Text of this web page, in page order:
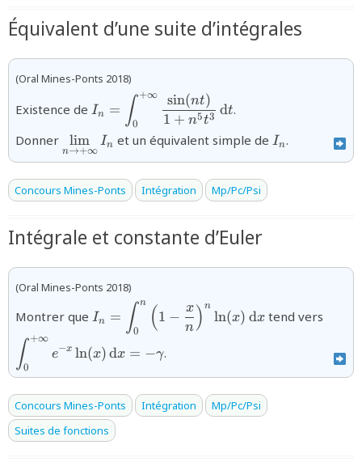
Équivalent d’une suite d’intégrales
(Oral Mines-Ponts 2018)
Existence de (nt)}{1+n^{5}t^{3}}\,\text{d}t}
In = ∫0
+∞
1 + n5t3
sin(nt)
dt.
Donner
{\displaystyle\lim_{n\to+\infty}I_{n}}
n→+∞
lim In et un équivalent simple de {I_{n}}
In.
Concours Mines-Ponts Intégration Mp/Pc/Psi
Intégrale et constante d’Euler
(Oral Mines-Ponts 2018)
Montrer que {I_n=\displaystyle\int_{0}^{n}\left(1-
\dfrac{x}{n}\right)
^{n}\ln(x)\,\text{d}x}
In = ∫0
n (1 −
n
x ) n
ln(x) dxtend vers
∫0
+∞
e−x ln(x)dx = −γ.
Concours Mines-Ponts Intégration
Mp/Pc/Psi
Suites de fonctions